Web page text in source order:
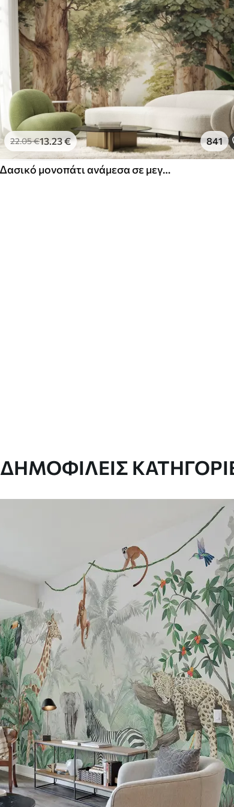
22.05€13.23€ 841
Δασικό μονοπάτι ανάμεσα σε μεγαλοπρεπή δέντρα σε στυλ ακουαρέλας
ΔΗΜΟΦΙΛΕΊΣ